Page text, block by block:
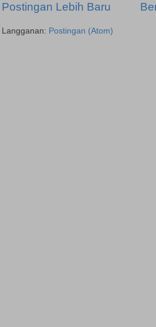
Postingan Lebih Baru
Langganan: Postingan (Atom)